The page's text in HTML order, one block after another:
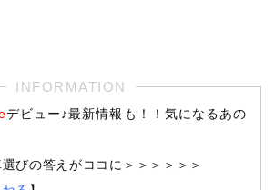
デビュー♪最新情報も！！気になるあの
びの答えがココに＞＞＞＞＞＞